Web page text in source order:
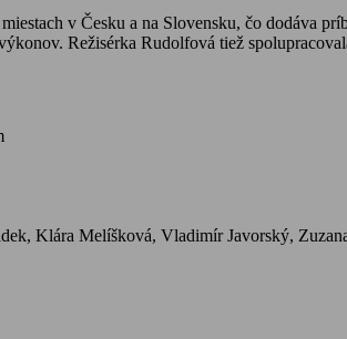
v Česku a na Slovensku, čo dodáva
Režisérka Rudolfová tiež
Klára Melíšková, Vladimír Javorský,